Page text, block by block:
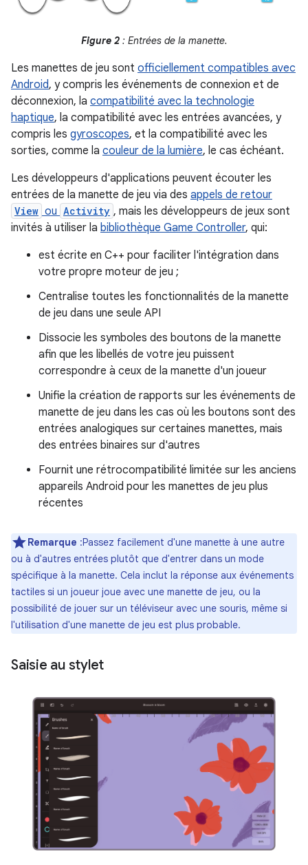
Figure 2: Entrées de la manette.
Les manettes de jeu sont officiellement compatibles avec
Android, y compris les événements de connexion et de
déconnexion, la compatibilité avec la technologie
haptique, la compatibilité avec les entrées avancées, y
compris les gyroscopes, et la compatibilité avec les
sorties, comme la couleur de la lumière, le cas échéant.
Les développeurs d'applications peuvent écouter les
entrées de la manette de jeu via des appels de retour
View ou Activity , mais les développeurs de jeux sont
invités à utiliser la bibliothèque Game Controller, qui:
est écrite en C++ pour faciliter l'intégration dans
votre propre moteur de jeu ;
Centralise toutes les fonctionnalités de la manette
de jeu dans une seule API
Dissocie les symboles des boutons de la manette
afin que les libellés de votre jeu puissent
correspondre à ceux de la manette d'un joueur
Unifie la création de rapports sur les événements de
manette de jeu dans les cas où les boutons sont des
entrées analogiques sur certaines manettes, mais
des entrées binaires sur d'autres
Fournit une rétrocompatibilité limitée sur les anciens
appareils Android pour les manettes de jeu plus
récentes
Remarque :Passez facilement d'une manette à une autre
ou à d'autres entrées plutôt que d'entrer dans un mode
spécifique à la manette. Cela inclut la réponse aux événements
tactiles si un joueur joue avec une manette de jeu, ou la
possibilité de jouer sur un téléviseur avec une souris, même si
l'utilisation d'une manette de jeu est plus probable.
Saisie au stylet